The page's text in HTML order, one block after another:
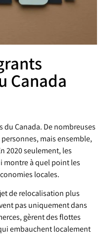
Canada
Canada. De nombreuses
mais ensemble,
2020 seulement, les
montre à quel point les
locales.
de relocalisation plus
pas uniquement dans
gèrent des flottes
embauchent localement